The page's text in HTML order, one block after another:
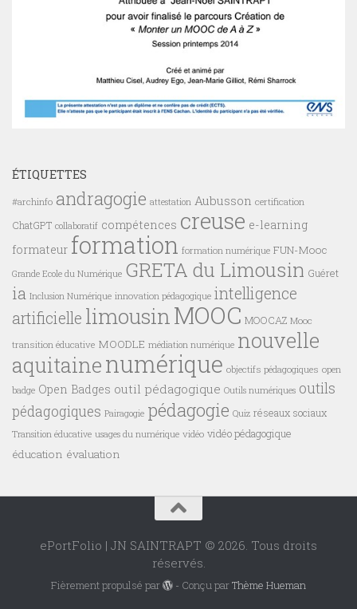
ÉTIQUETTES
#archinfo andragogie attestation Aubusson certification
ChatGPT collaboratif compétences creuse e-learning
formateur formation formation numérique FUN-Mooc
Grande Ecole du Numérique GRETA du Limousin Guéret
ia Inclusion Numérique innovation pédagogique intelligence
artificielle limousinMOOC MOOCAZ Mooc
transition éducative MOODLE médiation numérique nouvelle
aquitainenumérique objectifs pédagogiques open
badge Open Badges outil pédagogique Outils numériques outils
pédagogiques Pairagogie pédagogie Quiz réseaux sociaux
Transition éducative usages du numérique vidéo vidéo pédagogique
éducation évaluation
ePortFolio | JN SAINTRAPT © 2026. Tous droits
réservés.
Fièrement propulsé par - Conçu parThème Hueman